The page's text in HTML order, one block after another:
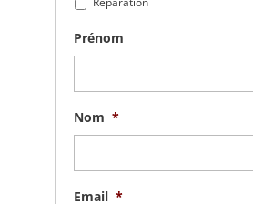
Prénom
Nom *
Email *